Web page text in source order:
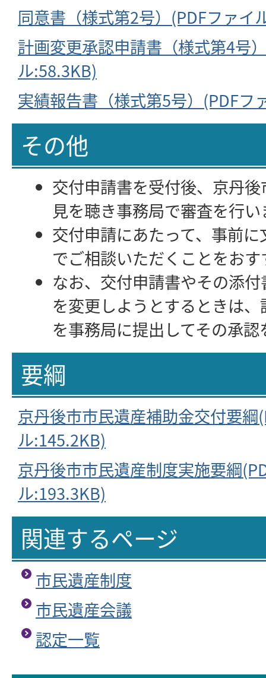
同意書（様式第2号）(PDFファイ
計画変更承認申請書（様式第4号
ル:58.3KB)
実績報告書（様式第5号）(PDFフ
その他
交付申請書を受付後、京丹
見を聴き事務局で審査を行い
交付申請にあたって、事前
でご相談いただくことをお
なお、交付申請書やその添
を変更しようとするときは
を事務局に提出してその承
要綱
京丹後市市民遺産補助金交付要綱
ル:145.2KB)
京丹後市市民遺産制度実施要綱
ル:193.3KB)
関連するページ
市民遺産制度
市民遺産会議
認定一覧